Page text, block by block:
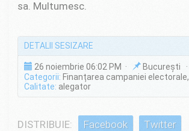
sa. Multumesc.
DETALII SESIZARE
26 noiembrie 06:02 PM ·
București ·
Categorii: Finanțarea campaniei electorale,
Calitate: alegator
DISTRIBUIE: Facebook Twitter